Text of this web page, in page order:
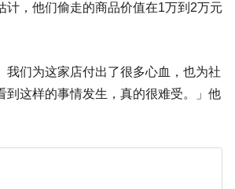
计，他们偷走的商品价值在1万到2万元
我们为这家店付出了很多心血，也为社
到这样的事情发生，真的很难受。」他